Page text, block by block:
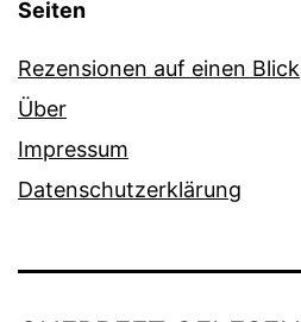
Seiten
Rezensionen auf einen Blick
Über
Impressum
Datenschutzerklärung